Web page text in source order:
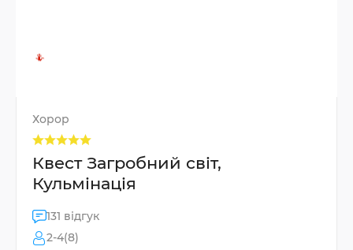
Хорор
Квест Загробний світ,
Кульмінація
131 відгук
2-4(8)